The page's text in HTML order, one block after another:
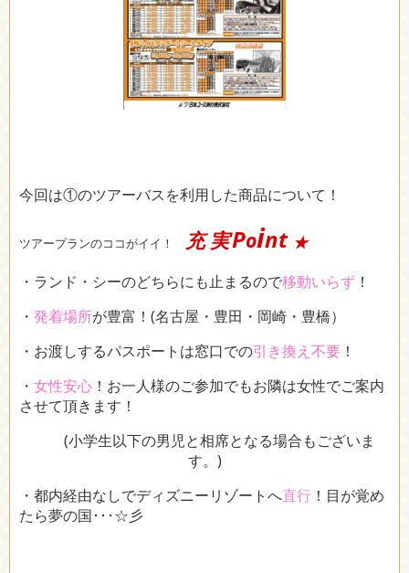
今回は①のツアーバスを利用した商品について！
ツアープランのココがイイ！ 充 実Point ★
・ランド・シーのどちらにも止まるので移動いらず ！
・ 発着場所が豊富！(名古屋・豊田・岡崎・豊橋）
・お渡しするパスポートは窓口での引き換え不要 ！
・ 女性安心 ！お一人様のご参加でもお隣は女性でご案内
させて頂きます！
(小学生以下の男児と相席となる場合もございま
す。)
・都内経由なしでディズニーリゾートへ直行 ！目が覚め
たら夢の国･･･☆彡